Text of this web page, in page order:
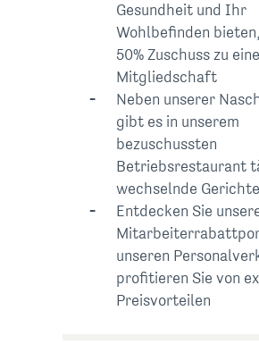
Gesundheit und Ihr
Wohlbefinden bieten
50% Zuschuss zu
Mitgliedschaft
Neben unserer
gibt es in unserem
bezuschussten
Betriebsrestaurant
wechselnde Gerichte
Entdecken Sie
unseren
profitieren Sie von
Preisvorteilen